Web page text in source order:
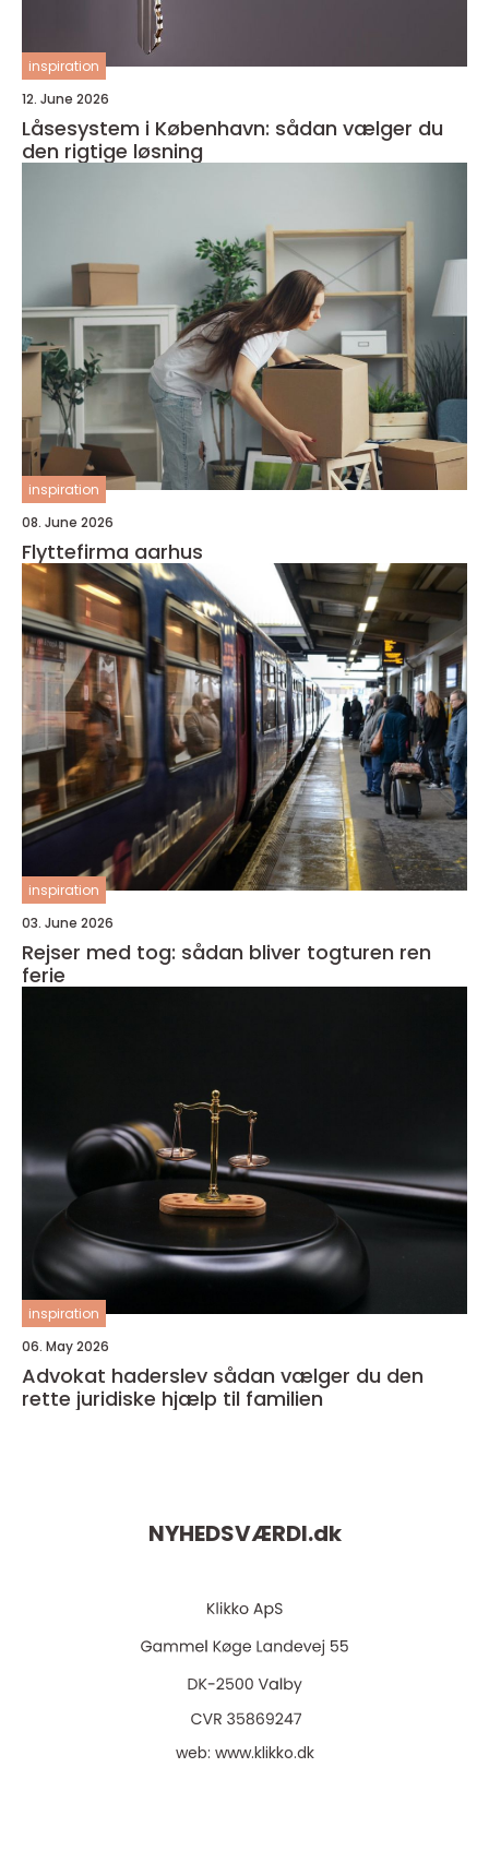
inspiration
12. June 2026
Låsesystem i København: sådan vælger du
den rigtige løsning
inspiration
08. June 2026
Flyttefirma aarhus
inspiration
03. June 2026
Rejser med tog: sådan bliver togturen ren
ferie
inspiration
06. May 2026
Advokat haderslev sådan vælger du den
rette juridiske hjælp til familien
NYHEDSVÆRDI.dk
web: www.klikko.dk